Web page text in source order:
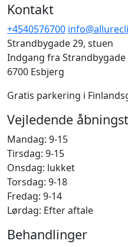
Kontakt
+4540576700
Strandbygade 29, stuen
Indgang fra Strandbygade
6700 Esbjerg
Gratis parkering i
Vejledende
Mandag: 9-15
Tirsdag: 9-15
Onsdag: lukket
Torsdag: 9-18
Fredag: 9-14
Lørdag: Efter aftale
Behandlinger